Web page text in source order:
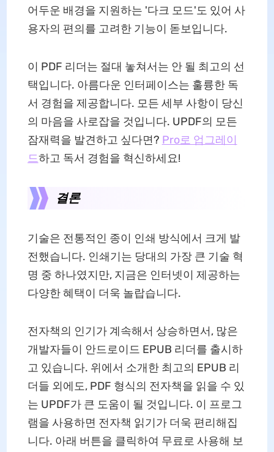
어두운 배경을 지원하는 '다크 모드'도 있어 사
용자의 편의를 고려한 기능이 돋보입니다.
이 PDF 리더는 절대 놓쳐서는 안 될 최고의 선
택입니다. 아름다운 인터페이스는 훌륭한 독
서 경험을 제공합니다. 모든 세부 사항이 당신
의 마음을 사로잡을 것입니다. UPDF의 모든
잠재력을 발견하고 싶다면? Pro로 업그레이
드하고 독서 경험을 혁신하세요!
결론
기술은 전통적인 종이 인쇄 방식에서 크게 발
전했습니다. 인쇄기는 당대의 가장 큰 기술 혁
명 중 하나였지만, 지금은 인터넷이 제공하는
다양한 혜택이 더욱 놀랍습니다.
전자책의 인기가 계속해서 상승하면서, 많은
개발자들이 안드로이드 EPUB 리더를 출시하
고 있습니다. 위에서 소개한 최고의 EPUB 리
더들 외에도, PDF 형식의 전자책을 읽을 수 있
는 UPDF가 큰 도움이 될 것입니다. 이 프로그
램을 사용하면 전자책 읽기가 더욱 편리해집
니다. 아래 버튼을 클릭하여 무료로 사용해 보